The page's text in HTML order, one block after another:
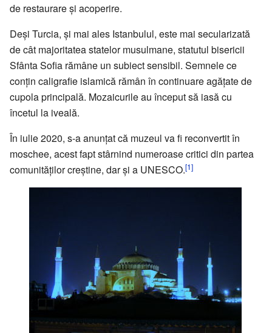
de restaurare şi acoperire.
Deşi Turcia, şi mai ales Istanbulul, este mai secularizată
de cât majoritatea statelor musulmane, statutul bisericii
Sfânta Sofia rămâne un subiect sensibil. Semnele ce
conţin caligrafie islamică rămân în continuare agăţate de
cupola principală. Mozaicurile au început să iasă cu
încetul la iveală.
În iulie 2020, s-a anunțat că muzeul va fi reconvertit în
moschee, acest fapt stârnind numeroase critici din partea
comunităților creștine, dar și a UNESCO.[1]